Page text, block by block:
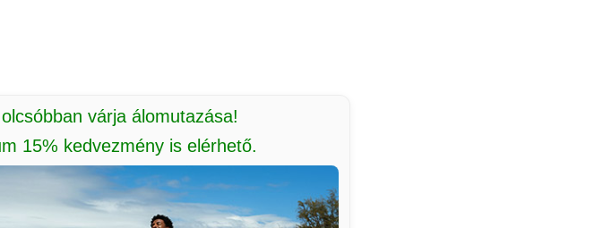
várja álomutazása!
15% kedvezmény is elérhető.